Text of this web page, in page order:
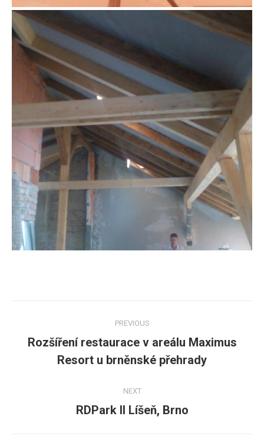
navigation
PREVIOUS
Previous
post:
Rozšíření restaurace v areálu Maximus
Resort u brněnské přehrady
NEXT
Next
RDPark II Líšeň, Brno